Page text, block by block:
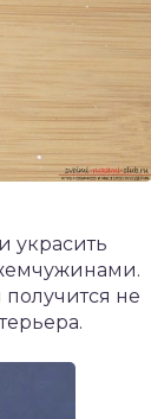
украсить
не